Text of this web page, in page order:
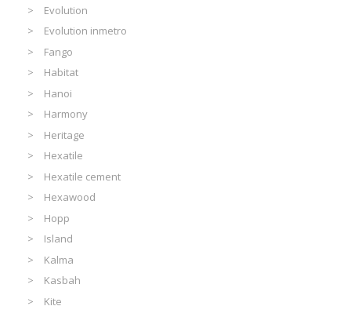
Evolution
Evolution inmetro
Fango
Habitat
Hanoi
Harmony
Heritage
Hexatile
Hexatile cement
Hexawood
Hopp
Island
Kalma
Kasbah
Kite